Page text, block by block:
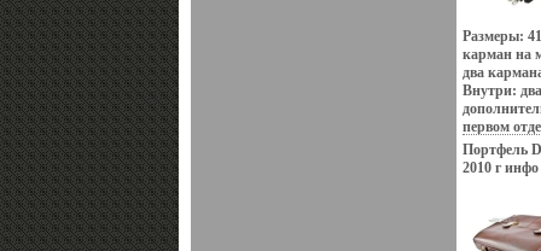
Размеры:
карман на
два
Внутри:
первом
молнии, во
отдел для
ручек,
Портфель
2010 г инфо